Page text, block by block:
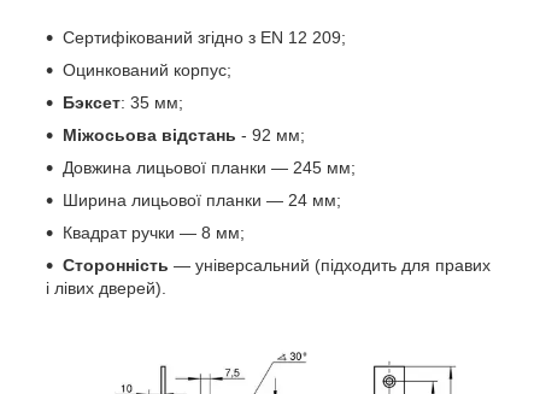
Сертифікований згідно з EN 12 209;
Оцинкований корпус;
Бэксет: 35 мм;
Міжосьова відстань - 92 мм;
Довжина лицьової планки — 245 мм;
Ширина лицьової планки — 24 мм;
Квадрат ручки — 8 мм;
Сторонність — універсальний (підходить для правих
і лівих дверей).